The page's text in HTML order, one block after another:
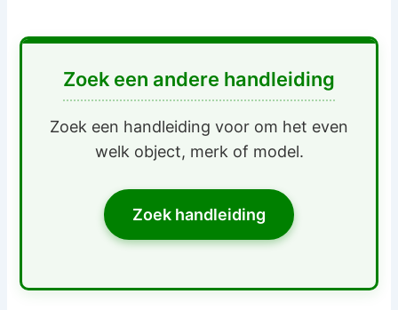
Zoek een andere handleiding
Zoek een handleiding voor om het even
welk object, merk of model.
Zoek handleiding